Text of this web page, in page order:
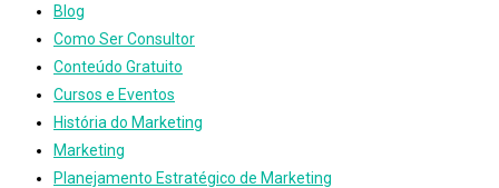
Blog
Como Ser Consultor
Conteúdo Gratuito
Cursos e Eventos
História do Marketing
Marketing
Planejamento Estratégico de Marketing